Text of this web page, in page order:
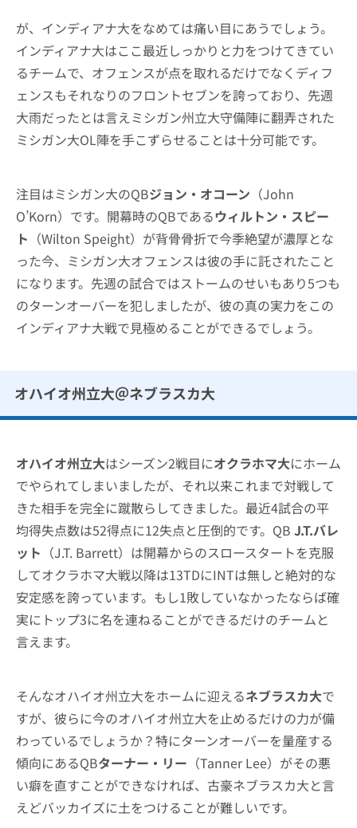
が、インディアナ大をなめては痛い目にあうでしょう。
インディアナ大はここ最近しっかりと力をつけてきてい
るチームで、オフェンスが点を取れるだけでなくディフ
ェンスもそれなりのフロントセブンを誇っており、先週
大雨だったとは言えミシガン州立大守備陣に翻弄された
ミシガン大OL陣を手こずらせることは十分可能です。
注目はミシガン大のQBジョン・オコーン （John
O’Korn）です。開幕時のQBであるウィルトン・スピー
ト （Wilton Speight）が背骨骨折で今季絶望が濃厚とな
った今、ミシガン大オフェンスは彼の手に託されたこと
になります。先週の試合ではストームのせいもあり5つも
のターンオーバーを犯しましたが、彼の真の実力をこの
インディアナ大戦で見極めることができるでしょう。
オハイオ州立大＠ネブラスカ大
オハイオ州立大はシーズン2戦目にオクラホマ大にホーム
でやられてしまいましたが、それ以来これまで対戦して
きた相手を完全に蹴散らしてきました。最近4試合の平
均得失点数は52得点に12失点と圧倒的です。QB J.T.バレ
ット （J.T. Barrett）は開幕からのスロースタートを克服
してオクラホマ大戦以降は13TDにINTは無しと絶対的な
安定感を誇っています。もし1敗していなかったならば確
実にトップ3に名を連ねることができるだけのチームと
言えます。
そんなオハイオ州立大をホームに迎えるネブラスカ大で
すが、彼らに今のオハイオ州立大を止めるだけの力が備
わっているでしょうか？特にターンオーバーを量産する
傾向にあるQBターナー・リー （Tanner Lee）がその悪
い癖を直すことができなければ、古豪ネブラスカ大と言
えどバッカイズに土をつけることが難しいです。